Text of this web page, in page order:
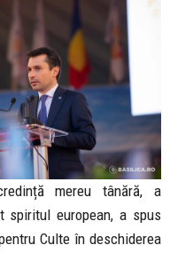
mereu tânără, a
spiritul european, a spus
Culte în deschiderea